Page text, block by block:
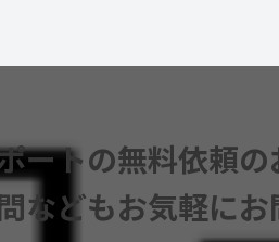
ートの無料依頼の
などもお気軽に